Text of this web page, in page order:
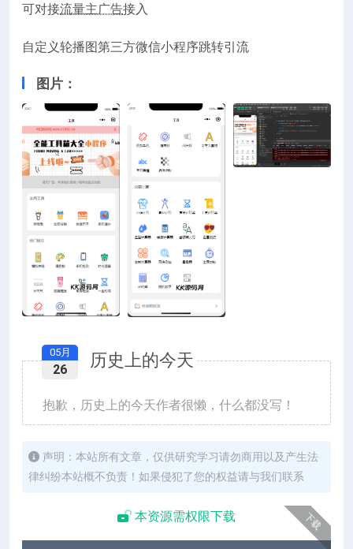
可对接流量主广告接入
自定义轮播图第三方微信小程序跳转引流
图片：
历史上的今天
05月
26
抱歉，历史上的今天作者很懒，什么都没写！
声明：本站所有文章，仅供研究学习请勿商用以及产生法
律纠纷本站概不负责！如果侵犯了您的权益请与我们联系
下载
本资源需权限下载